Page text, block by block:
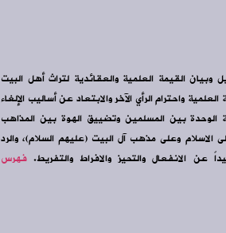
وبيان القيمة العلمية والعقائدية لتراث أهل البيت
واحترام الرأي الآخر والابتعاد عن أساليب الإلغاء
الوحدة بين المسلمين وتضييق الهوة بين المذاهب
الاسلام وعلى مذهب آل البيت (عليهم السلام)، والرد
عن الانفعال والتحيز والافراط والتفريط. فهرس